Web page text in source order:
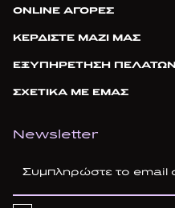
ONLINE ΑΓΟΡΕΣ
ΚΕΡΔΙΣΤΕ ΜΑΖΙ ΜΑΣ
ΕΞΥΠΗΡΕΤΗΣΗ ΠΕΛΑΤΩΝ
ΣΧΕΤΙΚΑ ΜΕ ΕΜΑΣ
Newsletter